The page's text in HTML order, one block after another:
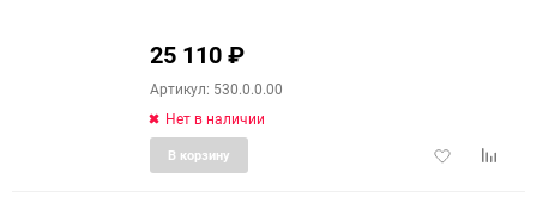
25 110₽
Артикул: 530.0.0.00
Нет в наличии
Добавить
В корзину